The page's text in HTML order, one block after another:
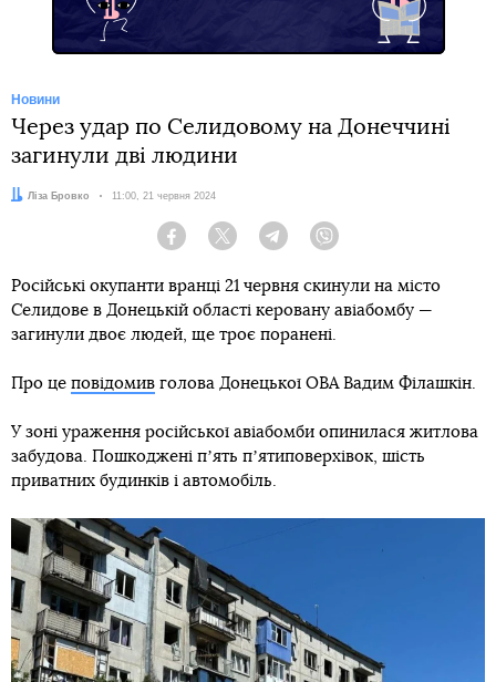
Новини
Через удар по Селидовому на Донеччині
загинули дві людини
Автор:
Ліза Бровко Дата:
11:00, 21 червня 2024
Facebook Twitter Telegram
Російські окупанти вранці 21 червня скинули на місто
Селидове в Донецькій області керовану авіабомбу —
загинули двоє людей, ще троє поранені.
Про це повідомив голова Донецької ОВА Вадим Філашкін.
У зоні ураження російської авіабомби опинилася житлова
забудова. Пошкоджені пʼять пʼятиповерхівок, шість
приватних будинків і автомобіль.